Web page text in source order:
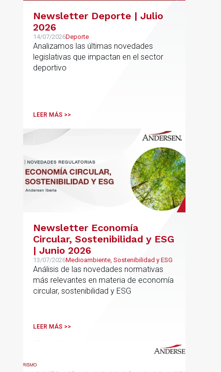
Newsletter Deporte | Julio
2026
14/07/2026Deporte
Analizamos las últimas novedades
legislativas que impactan en el sector
deportivo
LEER MÁS >>
Newsletter Economía
Circular, Sostenibilidad y ESG
| Junio 2026
13/07/2026Medioambiente, Sostenibilidad y ESG
Análisis de las novedades normativas
más relevantes en materia de economía
circular, sostenibilidad y ESG
LEER MÁS >>